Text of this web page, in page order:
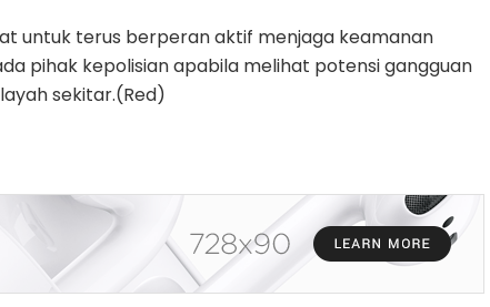
untuk terus berperan aktif menjaga keamanan
pihak kepolisian apabila melihat potensi gangguan
sekitar.(Red)